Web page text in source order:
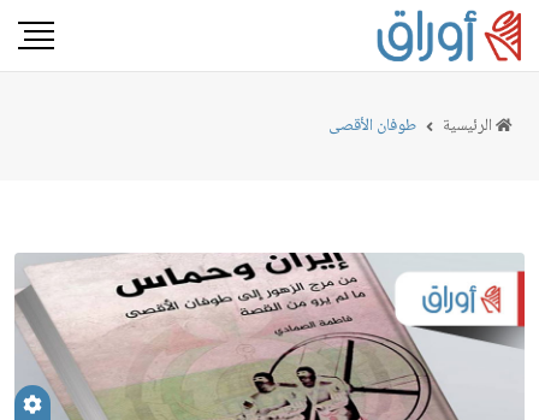
الرئيسية طوفان الأقصى